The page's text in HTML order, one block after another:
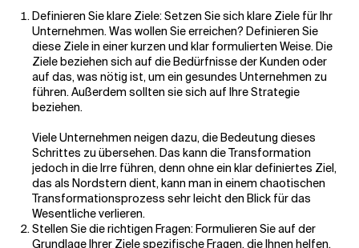
Definieren Sie klare Ziele: Setzen Sie sich klare Ziele für Ihr
Unternehmen. Was wollen Sie erreichen? Definieren Sie
diese Ziele in einer kurzen und klar formulierten Weise. Die
Ziele beziehen sich auf die Bedürfnisse der Kunden oder
auf das, was nötig ist, um ein gesundes Unternehmen zu
führen. Außerdem sollten sie sich auf Ihre Strategie
beziehen.
Viele Unternehmen neigen dazu, die Bedeutung dieses
Schrittes zu übersehen. Das kann die Transformation
jedoch in die Irre führen, denn ohne ein klar definiertes Ziel,
das als Nordstern dient, kann man in einem chaotischen
Transformationsprozess sehr leicht den Blick für das
Wesentliche verlieren.
Stellen Sie die richtigen Fragen: Formulieren Sie auf der
Grundlage Ihrer Ziele spezifische Fragen, die Ihnen helfen,